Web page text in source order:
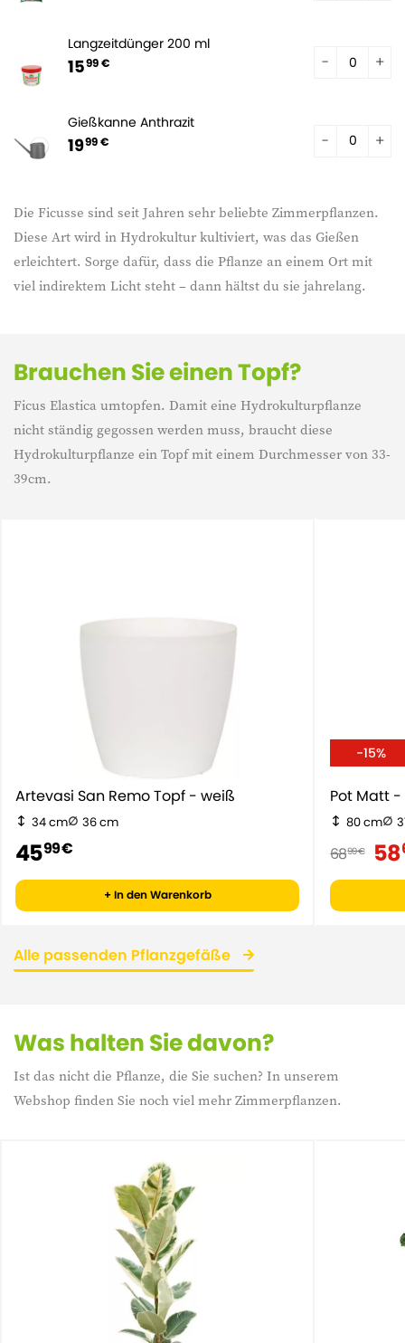
Die Ficusse sind seit Jahren sehr beliebte Zimmerpflanzen.
Diese Art wird in Hydrokultur kultiviert, was das Gießen
erleichtert. Sorge dafür, dass die Pflanze an einem Ort mit
viel indirektem Licht steht – dann hältst du sie jahrelang.
Langzeitdünger 200 ml
1599 €
Gießkanne Anthrazit
1999 €
Brauchen Sie einen Topf?
Ficus Elastica umtopfen. Damit eine Hydrokulturpflanze
nicht ständig gegossen werden muss, braucht diese
Hydrokulturpflanze ein Topf mit einem Durchmesser von 33-
39cm.
Artevasi San Remo Topf - weiß
34 cm 36 cm
4599 €
+ In den Warenkorb
-15%
Pot Matt
80 cm
6899 € 58
Alle passenden Pflanzgefäße
Was halten Sie davon?
Ist das nicht die Pflanze, die Sie suchen? In unserem
Webshop finden Sie noch viel mehr Zimmerpflanzen.